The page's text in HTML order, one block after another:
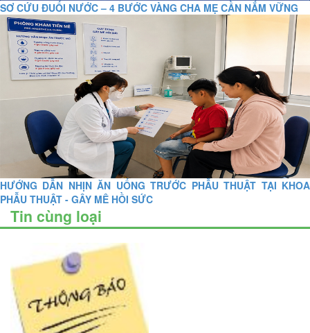
SƠ CỨU ĐUỐI NƯỚC – 4 BƯỚC VÀNG CHA MẸ CẦN NẮM VỮNG
HƯỚNG DẪN NHỊN ĂN UỐNG TRƯỚC PHẪU THUẬT TẠI KHOA
PHẪU THUẬT - GÂY MÊ HỒI SỨC
Tin cùng loại